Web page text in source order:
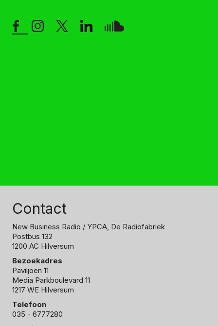
Contact
New Business Radio / YPCA, De Radiofabriek
Postbus 132
1200 AC Hilversum
Bezoekadres
Paviljoen 11
Media Parkboulevard 11
1217 WE Hilversum
Telefoon
035 - 6777280